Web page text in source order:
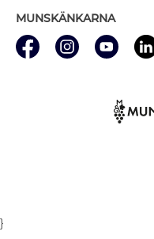
MUNSKÄNKARNA
}